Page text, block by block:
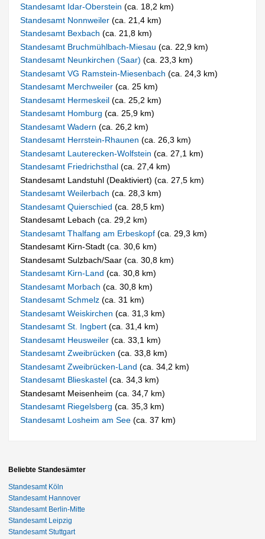
Standesamt Idar-Oberstein(ca. 18,2 km)
Standesamt Nonnweiler(ca. 21,4 km)
Standesamt Bexbach(ca. 21,8 km)
Standesamt Bruchmühlbach-Miesau(ca. 22,9 km)
Standesamt Neunkirchen (Saar)(ca. 23,3 km)
Standesamt VG Ramstein-Miesenbach(ca. 24,3 km)
Standesamt Merchweiler(ca. 25 km)
Standesamt Hermeskeil(ca. 25,2 km)
Standesamt Homburg(ca. 25,9 km)
Standesamt Wadern(ca. 26,2 km)
Standesamt Herrstein-Rhaunen(ca. 26,3 km)
Standesamt Lauterecken-Wolfstein(ca. 27,1 km)
Standesamt Friedrichsthal(ca. 27,4 km)
Standesamt Landstuhl (Deaktiviert) (ca. 27,5 km)
Standesamt Weilerbach(ca. 28,3 km)
Standesamt Quierschied(ca. 28,5 km)
Standesamt Lebach (ca. 29,2 km)
Standesamt Thalfang am Erbeskopf(ca. 29,3 km)
Standesamt Kirn-Stadt (ca. 30,6 km)
Standesamt Sulzbach/Saar (ca. 30,8 km)
Standesamt Kirn-Land(ca. 30,8 km)
Standesamt Morbach(ca. 30,8 km)
Standesamt Schmelz(ca. 31 km)
Standesamt Weiskirchen(ca. 31,3 km)
Standesamt St. Ingbert(ca. 31,4 km)
Standesamt Heusweiler(ca. 33,1 km)
Standesamt Zweibrücken(ca. 33,8 km)
Standesamt Zweibrücken-Land(ca. 34,2 km)
Standesamt Blieskastel(ca. 34,3 km)
Standesamt Meisenheim (ca. 34,7 km)
Standesamt Riegelsberg(ca. 35,3 km)
Standesamt Losheim am See(ca. 37 km)
Beliebte Standesämter
Standesamt Köln
Standesamt Hannover
Standesamt Berlin-Mitte
Standesamt Leipzig
Standesamt Stuttgart